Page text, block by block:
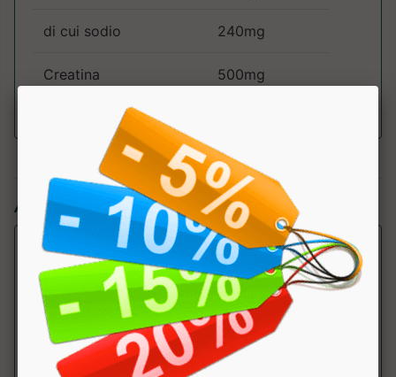
di cui sodio 240mg
Creatina 500mg
Articoli simili: